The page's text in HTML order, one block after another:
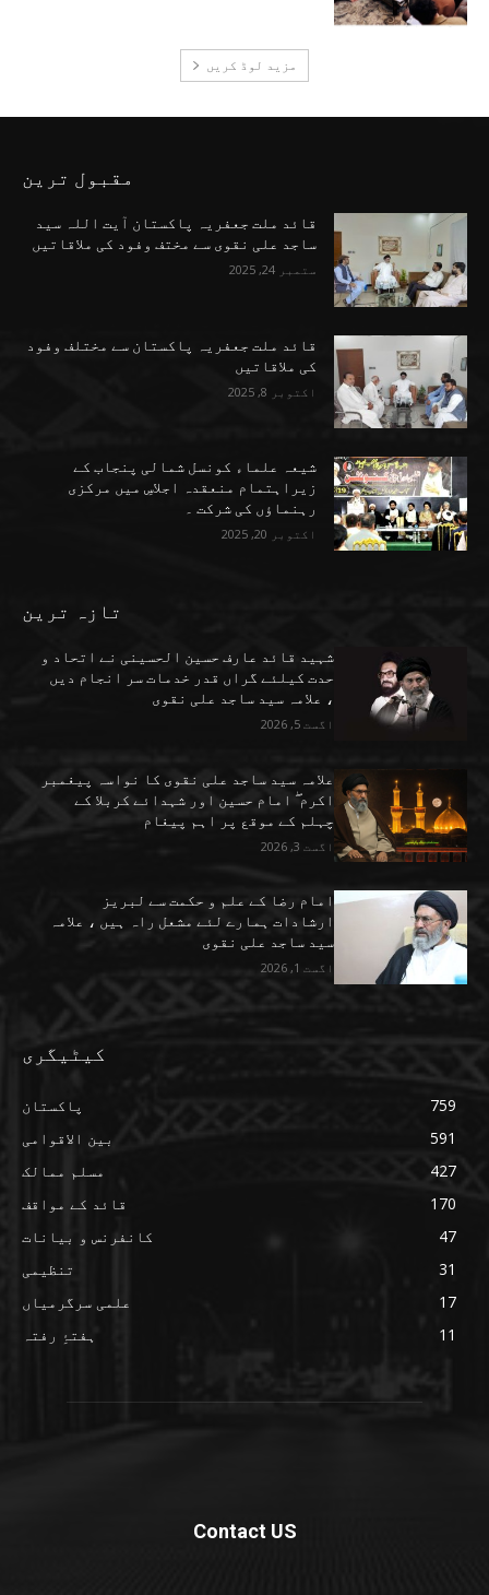
مزید لوڈ کریں
مقبول ترین
قائد ملت جعفریہ پاکستان آیت اللہ سید
ساجد علی نقوی سے مختف وفود کی ملاقاتیں
ستمبر 24, 2025
قائد ملت جعفریہ پاکستان سے مختلف وفود
کی ملاقاتیں
اکتوبر 8, 2025
شیعہ علماء کونسل شمالی پنجاب کے
زیراہتمام منعقدہ اجلاسِ میں مرکزی
رہنماؤں کی شرکت ۔
اکتوبر 20, 2025
تازہ ترین
شہید قائد عارف حسین الحسینی نے اتحاد و
حدت کیلئے گراں قدر خدمات سر انجام دیں
، علامہ سید ساجد علی نقوی
اگست 5, 2026
علامہ سید ساجد علی نقوی کا نواسہ پیغمبر
اکرم ۖ امام حسین اور شہدائے کربلا کے
چہلم کے موقع پر اہم پیغام
اگست 3, 2026
امام رضا کے علم و حکمت سے لبریز
ارشادات ہمارے لئے مشعل راہ ہیں ، علامہ
سید ساجد علی نقوی
اگست 1, 2026
کیٹیگری
پاکستان
759
بین الاقوامی
591
مسلم ممالک
427
قائد کے مواقف
170
کانفرنس و بیانات
47
تنظیمی
31
علمی سرگرمیاں
17
ہفتۂِ رفتہ
11
Contact US